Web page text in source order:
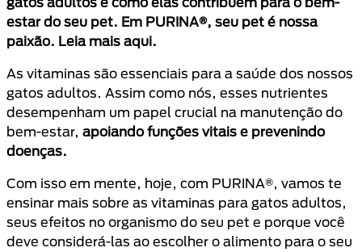
estar do seu pet. Em PURINA®, seu pet é nossa
paixão. Leia mais aqui.
As vitaminas são essenciais para a saúde dos nossos
gatos adultos. Assim como nós, esses nutrientes
desempenham um papel crucial na manutenção do
bem-estar, apoiando funções vitais e prevenindo
doenças.
Com isso em mente, hoje, com PURINA®, vamos te
ensinar mais sobre as vitaminas para gatos adultos,
seus efeitos no organismo do seu pet e porque você
deve considerá-las ao escolher o alimento para o seu